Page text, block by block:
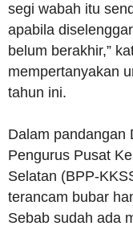
segi wabah itu
apabila
belum berakhir,”
mempertanyakan
tahun ini.
Dalam pandangan
Pengurus Pusat
Selatan (BPP-
terancam bubar
Sebab sudah ada